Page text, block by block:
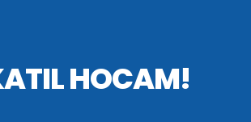
HOCAM!